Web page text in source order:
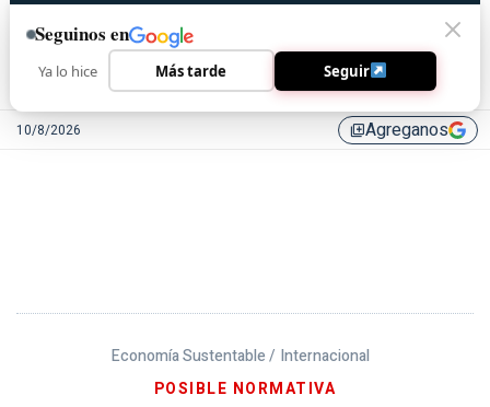
10/8/2026 library_addAgreganos
Economía Sustentable / Internacional
POSIBLE NORMATIVA
Seguinos en
Ya lo hice Más tarde Seguir